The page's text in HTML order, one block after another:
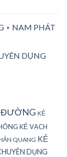
⋆ NAM PHÁT
DỤNG
ĐƯỜNG KẺ
KẺ VẠCH
QUANG KẺ
DỤNG